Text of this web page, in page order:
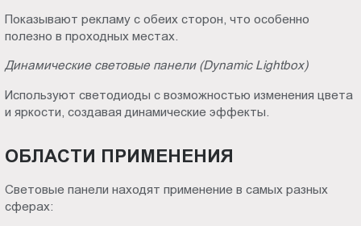
Показывают рекламу с обеих сторон, что особенно
полезно в проходных местах.
Динамические световые панели (Dynamic Lightbox)
Используют светодиоды с возможностью изменения цвета
и яркости, создавая динамические эффекты.
ОБЛАСТИ ПРИМЕНЕНИЯ
Световые панели находят применение в самых разных
сферах: